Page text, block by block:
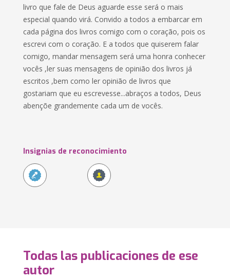
livro que fale de Deus aguarde esse será o mais
especial quando virá. Convido a todos a embarcar em
cada página dos livros comigo com o coração, pois os
escrevi com o coração. E a todos que quiserem falar
comigo, mandar mensagem será uma honra conhecer
vocês ,ler suas mensagens de opinião dos livros já
escritos ,bem como ler opinião de livros que
gostariam que eu escrevesse...abraços a todos, Deus
abençõe grandemente cada um de vocês.
Insignias de reconocimiento
Todas las publicaciones de ese
autor